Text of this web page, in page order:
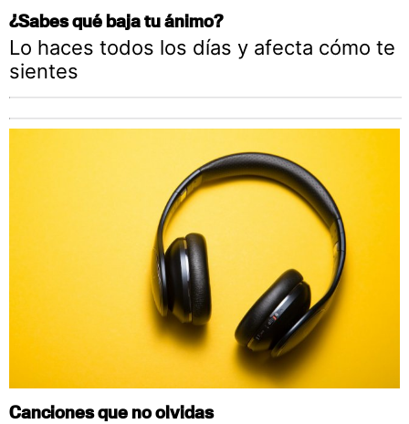
¿Sabes qué baja tu ánimo?
Lo haces todos los días y afecta cómo te
sientes
Canciones que no olvidas